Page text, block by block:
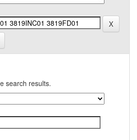
search results.